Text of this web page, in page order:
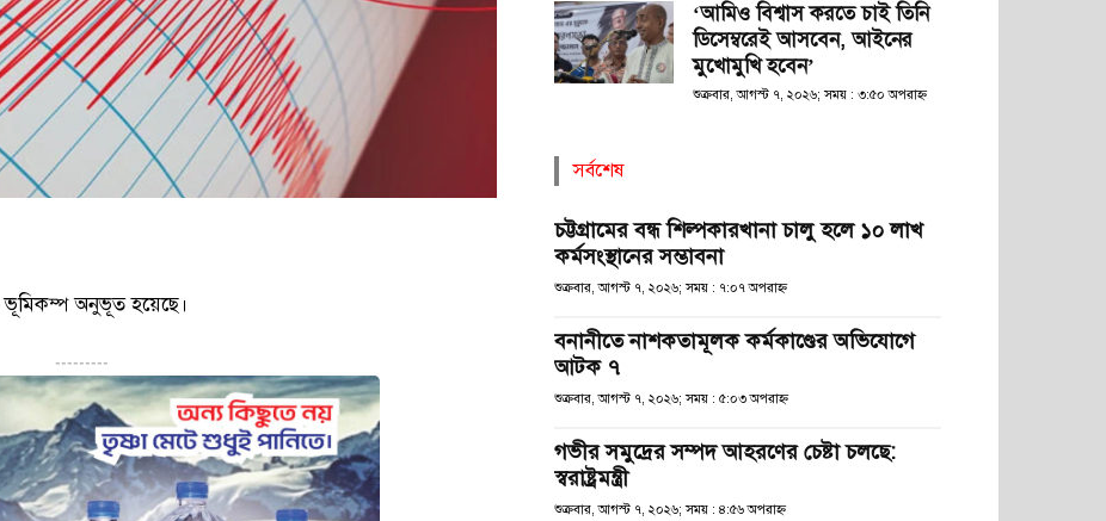
ভূমিকম্প অনুভূত হয়েছে।
---------
‘আমিও বিশ্বাস করতে চাই তিনি
ডিসেম্বরেই আসবেন, আইনের
মুখোমুখি হবেন’
শুক্রবার, আগস্ট ৭, ২০২৬; সময় : ৩:৫০ অপরাহ্ণ
সর্বশেষ
চট্টগ্রামের বন্ধ শিল্পকারখানা চালু হলে ১০ লাখ
কর্মসংস্থানের সম্ভাবনা
শুক্রবার, আগস্ট ৭, ২০২৬; সময় : ৭:০৭ অপরাহ্ণ
বনানীতে নাশকতামূলক কর্মকাণ্ডের অভিযোগে
আটক ৭
শুক্রবার, আগস্ট ৭, ২০২৬; সময় : ৫:০৩ অপরাহ্ণ
গভীর সমুদ্রের সম্পদ আহরণের চেষ্টা চলছে:
স্বরাষ্ট্রমন্ত্রী
শুক্রবার, আগস্ট ৭, ২০২৬; সময় : ৪:৫৬ অপরাহ্ণ